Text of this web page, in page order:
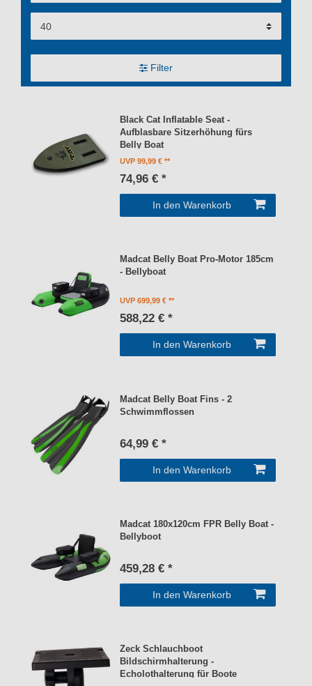
Filter
Black Cat Inflatable Seat -
Aufblasbare Sitzerhöhung fürs
Belly Boat
UVP 99,99 €
74,96 € *
In den Warenkorb
Madcat Belly Boat Pro-Motor 185cm
- Bellyboat
UVP 699,99 €
588,22 € *
In den Warenkorb
Madcat Belly Boat Fins - 2
Schwimmflossen
64,99 € *
In den Warenkorb
Madcat 180x120cm FPR Belly Boat -
Bellyboot
459,28 € *
In den Warenkorb
Zeck Schlauchboot
Bildschirmhalterung -
Echolothalterung für Boote